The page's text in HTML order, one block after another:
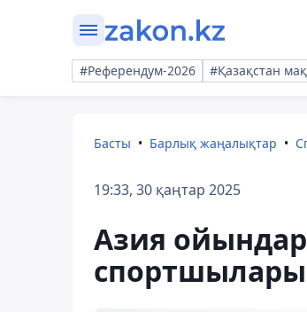
#Референдум-2026 #Қазақстан
Басты Барлық жаңалықтар
19:33, 30 қаңтар 2025
Азия